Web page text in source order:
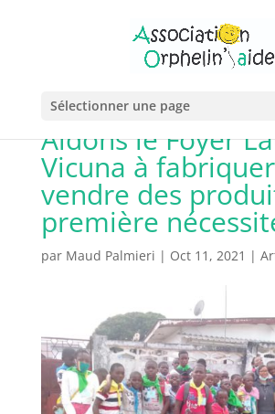
Sélectionner une page
Aidons le Foyer
Vicuna à
vendre des
première
par Maud Palmieri | Oct 11, 2021 |